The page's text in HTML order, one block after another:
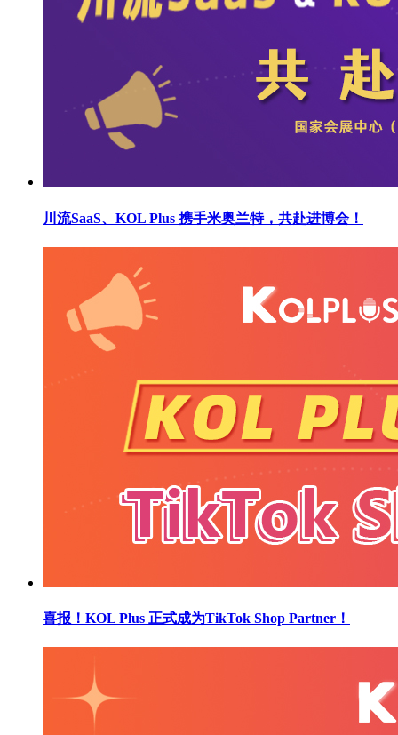
川流SaaS、KOL Plus 携手米奥兰特，共赴进博会！
喜报！KOL Plus 正式成为TikTok Shop Partner！